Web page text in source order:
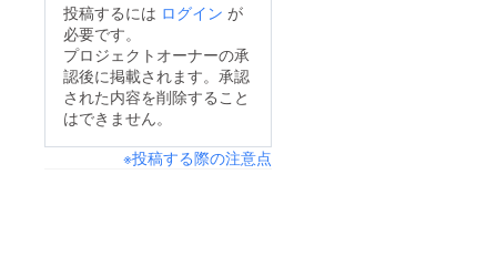
投稿するには ログイン が
必要です。
プロジェクトオーナーの承
認後に掲載されます。承認
された内容を削除すること
はできません。
※投稿する際の注意点